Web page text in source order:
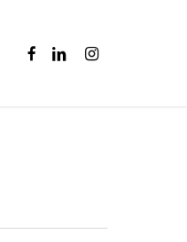
FACEBOOKLINKEDININSTAGRAM